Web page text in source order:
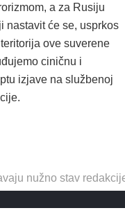
a za Rusiju
nastavit će se, usprkos
ove suverene
ciničnu i
izjave na službenoj
nužno stav